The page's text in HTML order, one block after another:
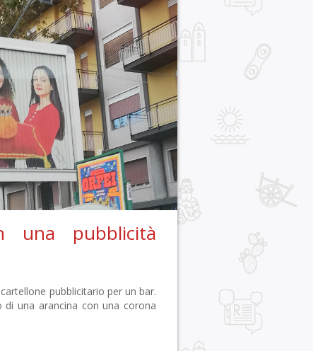
una pubblicità
pubblicitario per un bar.
di una arancina con una corona